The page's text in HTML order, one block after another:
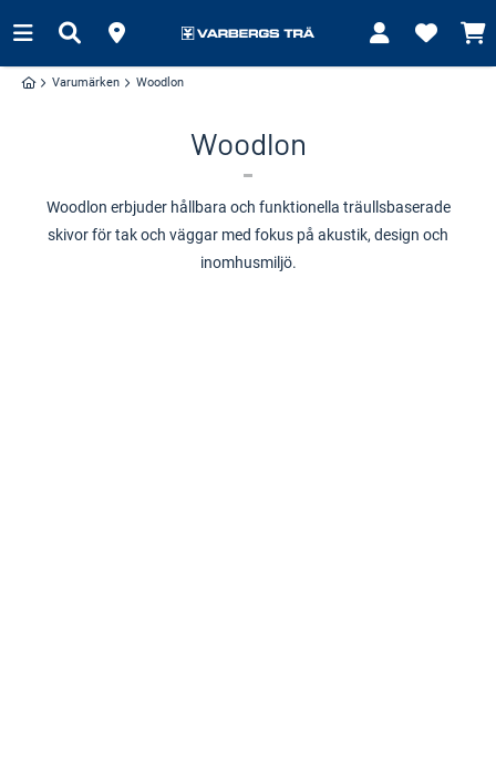
Varumärken Woodlon
Woodlon
Woodlon erbjuder hållbara och funktionella träullsbaserade
skivor för tak och väggar med fokus på akustik, design och
inomhusmiljö.